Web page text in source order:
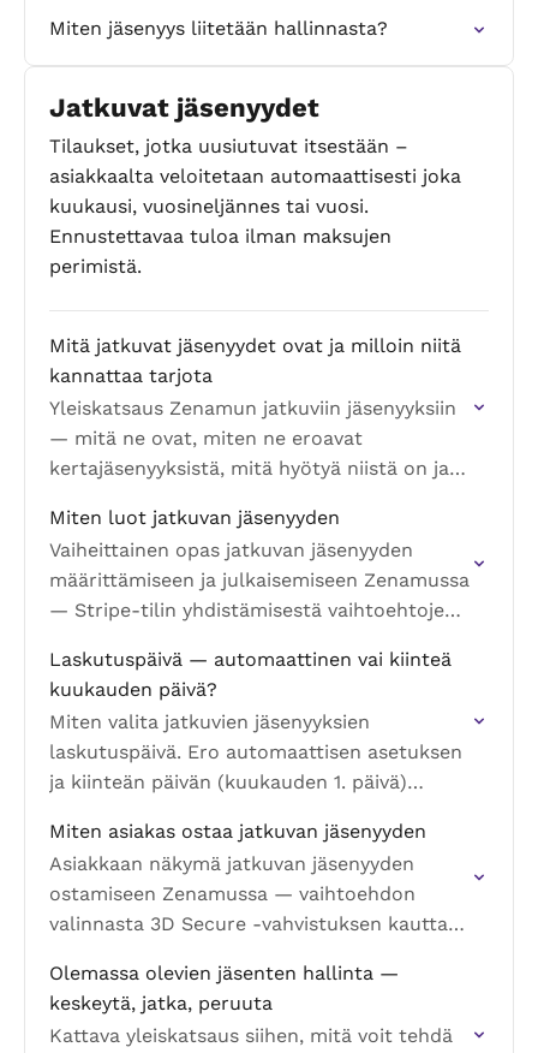
Miten jäsenyys liitetään hallinnasta?
Jatkuvat jäsenyydet
Tilaukset, jotka uusiutuvat itsestään –
asiakkaalta veloitetaan automaattisesti joka
kuukausi, vuosineljännes tai vuosi.
Ennustettavaa tuloa ilman maksujen
perimistä.
Mitä jatkuvat jäsenyydet ovat ja milloin niitä
kannattaa tarjota
Yleiskatsaus Zenamun jatkuviin jäsenyyksiin
— mitä ne ovat, miten ne eroavat
kertajäsenyyksistä, mitä hyötyä niistä on ja
Miten luot jatkuvan jäsenyyden
Vaiheittainen opas jatkuvan jäsenyyden
määrittämiseen ja julkaisemiseen Zenamussa
— Stripe-tilin yhdistämisestä vaihtoehtojen
Laskutuspäivä — automaattinen vai kiinteä
kuukauden päivä?
Miten valita jatkuvien jäsenyyksien
laskutuspäivä. Ero automaattisen asetuksen
ja kiinteän päivän (kuukauden 1. päivä)
veloituksista.
Miten asiakas ostaa jatkuvan jäsenyyden
Asiakkaan näkymä jatkuvan jäsenyyden
ostamiseen Zenamussa — vaihtoehdon
valinnasta 3D Secure -vahvistuksen kautta
asiakas näkee, mitä hän vahvistaa ja miten
voit auttaa.
Olemassa olevien jäsenten hallinta —
keskeytä, jatka, peruuta
Kattava yleiskatsaus siihen, mitä voit tehdä